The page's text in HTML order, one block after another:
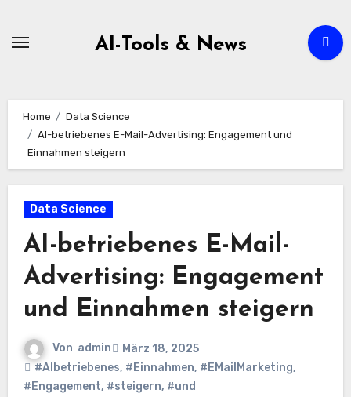
AI-Tools & News
Home
Data Science
AI-betriebenes E-Mail-Advertising: Engagement und
Einnahmen steigern
Data Science
AI-betriebenes E-Mail-
Advertising: Engagement
und Einnahmen steigern
Von admin
März 18, 2025
#AIbetriebenes, #Einnahmen, #EMailMarketing,
#Engagement, #steigern, #und